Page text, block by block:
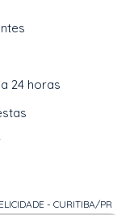
24 horas
- CURITIBA/PR